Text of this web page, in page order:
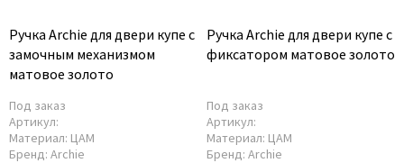
Ручка Archie для двери купе с
замочным механизмом
матовое золото
Под заказ
Артикул:
Материал: ЦАМ
Бренд: Archie
Ручка Archie для двери купе с
фиксатором матовое золото
Под заказ
Артикул:
Материал: ЦАМ
Бренд: Archie